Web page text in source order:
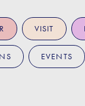
VISIT
EVENTS